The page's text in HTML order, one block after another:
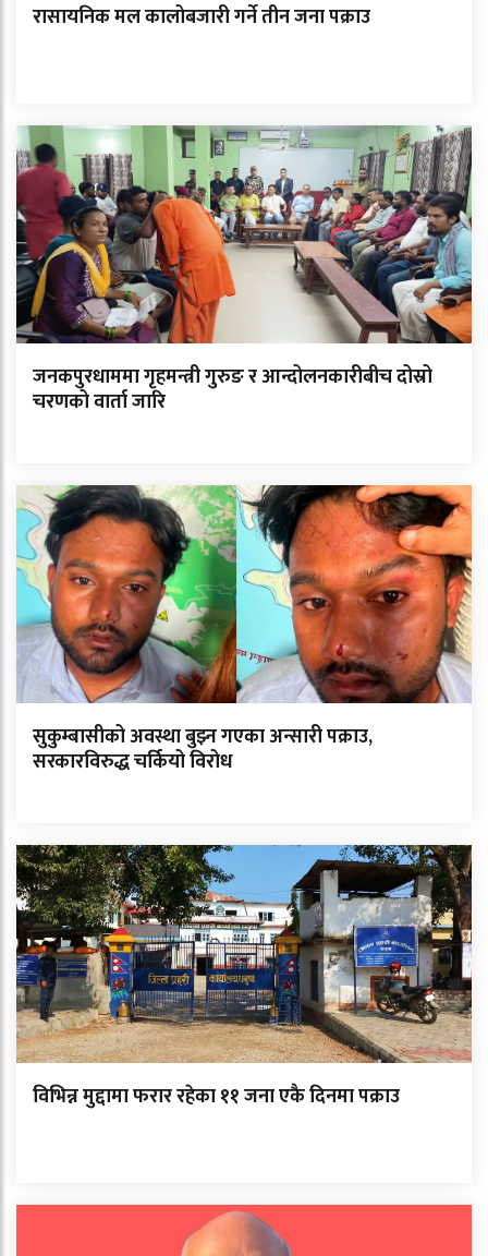
रासायनिक मल कालोबजारी गर्ने तीन जना पक्राउ
जनकपुरधाममा गृहमन्त्री गुरुङ र आन्दोलनकारीबीच दोस्रो
चरणको वार्ता जारि
सुकुम्बासीको अवस्था बुझ्न गएका अन्सारी पक्राउ,
सरकारविरुद्ध चर्कियो विरोध
विभिन्न मुद्दामा फरार रहेका ११ जना एकै दिनमा पक्राउ